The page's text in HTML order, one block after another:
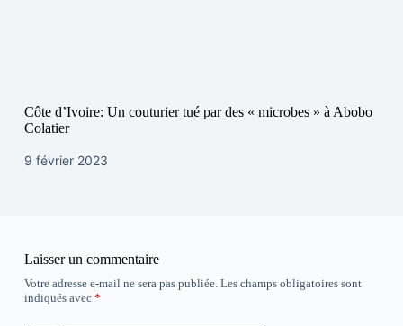
Côte d’Ivoire: Un couturier tué par des « microbes » à Abobo
Colatier
9 février 2023
Laisser un commentaire
Votre adresse e-mail ne sera pas publiée. Les champs obligatoires sont
indiqués avec *